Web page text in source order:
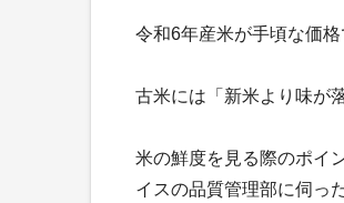
令和6年産米が手頃な価
古米には「新米より味が
米の鮮度を見る際のポイ
イスの品質管理部に伺った